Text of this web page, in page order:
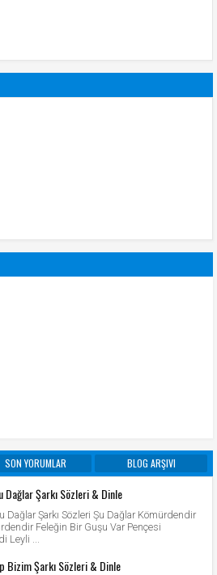
SON YORUMLAR BLOG ARŞIVI
Dağlar Şarkı Sözleri & Dinle
Dağlar Şarkı Sözleri Şu Dağlar Kömürdendir
Feleğin Bir Guşu Var Pençesi
Leyli ...
Bizim Şarkı Sözleri & Dinle